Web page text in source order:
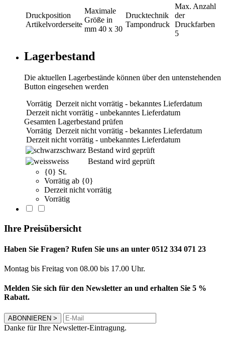
Druckposition
Artikelvorderseite
Maximale
Größe in
mm 40 x 30
Drucktechnik
Tampondruck
Max. Anzahl
der
Druckfarben
5
Lagerbestand
Die aktuellen Lagerbestände können über den untenstehenden
Button eingesehen werden
Vorrätig Derzeit nicht vorrätig - bekanntes Lieferdatum
Derzeit nicht vorrätig - unbekanntes Lieferdatum
Gesamten Lagerbestand prüfen
Vorrätig Derzeit nicht vorrätig - bekanntes Lieferdatum
Derzeit nicht vorrätig - unbekanntes Lieferdatum
schwarz Bestand wird geprüft
weiss
Bestand wird geprüft
{0} St.
Vorrätig ab {0}
Derzeit nicht vorrätig
Vorrätig
Ihre Preisübersicht
Haben Sie Fragen? Rufen Sie uns an unter 0512 334 071 23
Montag bis Freitag von 08.00 bis 17.00 Uhr.
Melden Sie sich für den Newsletter an und erhalten Sie 5 %
Rabatt.
ABONNIEREN >
Danke für Ihre Newsletter-Eintragung.